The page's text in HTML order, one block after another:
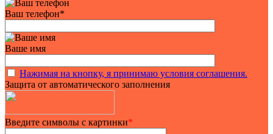
Ваш телефон*
Ваше имя
Нажимая на кнопку, я принимаю условия соглашения.
Защита от автоматического заполнения
Введите символы с картинки*